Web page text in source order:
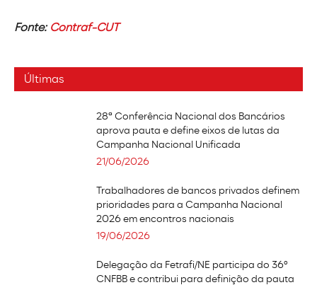
Fonte: Contraf-CUT
Últimas
28ª Conferência Nacional dos Bancários
aprova pauta e define eixos de lutas da
Campanha Nacional Unificada
21/06/2026
Trabalhadores de bancos privados definem
prioridades para a Campanha Nacional
2026 em encontros nacionais
19/06/2026
Delegação da Fetrafi/NE participa do 36º
CNFBB e contribui para definição da pauta